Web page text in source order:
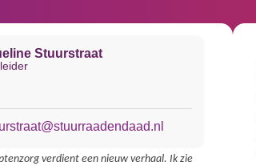
Stuurstraat
verdient een nieuw verhaal. Ik zie